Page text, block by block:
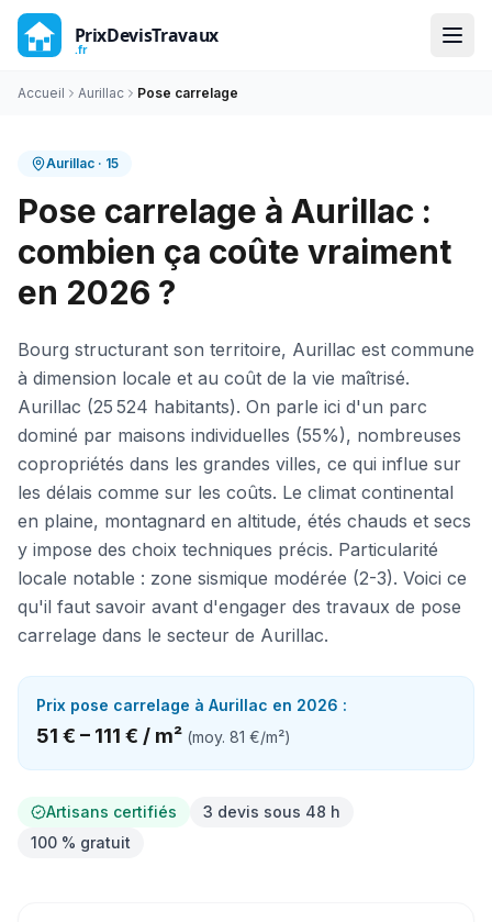
Accueil Aurillac Pose carrelage
Aurillac · 15
Pose carrelage à Aurillac :
combien ça coûte vraiment
en 2026 ?
Bourg structurant son territoire, Aurillac est commune
à dimension locale et au coût de la vie maîtrisé.
Aurillac (25 524 habitants). On parle ici d'un parc
dominé par maisons individuelles (55%), nombreuses
copropriétés dans les grandes villes, ce qui influe sur
les délais comme sur les coûts. Le climat continental
en plaine, montagnard en altitude, étés chauds et secs
y impose des choix techniques précis. Particularité
locale notable : zone sismique modérée (2-3). Voici ce
qu'il faut savoir avant d'engager des travaux de pose
carrelage dans le secteur de Aurillac.
Prix pose carrelage à Aurillac en 2026 :
51 € – 111 € / m² (moy. 81 €/m²)
Artisans certifiés
3 devis sous 48 h
100 % gratuit